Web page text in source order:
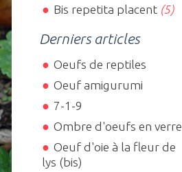
Bis repetita placent(5)
Derniers articles
Oeufs de reptiles
Oeuf amigurumi
7-1-9
Ombre d'oeufs en verre
Oeuf d'oie à la fleur de
lys (bis)